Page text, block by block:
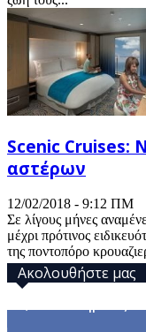
Scenic Cruises:
αστέρων
12/02/2018 - 9:12 ΠΜ
Σε λίγους μήνες
μέχρι πρότινος
της ποντοπόρο
Ακολουθήστε μας